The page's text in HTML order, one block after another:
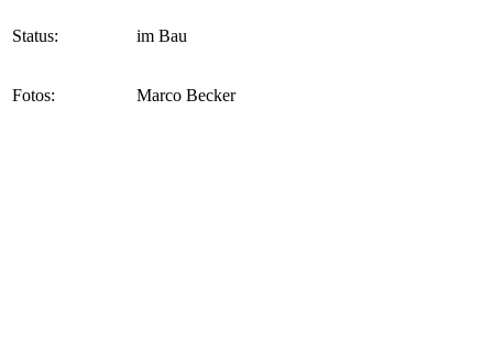
Status: im Bau
Fotos: Marco Becker